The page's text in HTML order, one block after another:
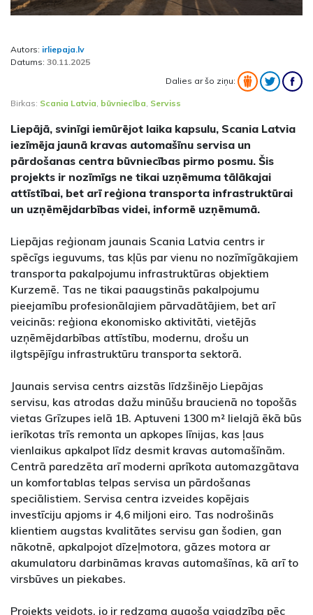
Autors: irliepaja.lv
Datums: 30.11.2025
Dalies ar šo ziņu:
Birkas: Scania Latvia, būvniecība, Serviss
Liepājā, svinīgi iemūrējot laika kapsulu, Scania Latvia
iezīmēja jaunā kravas automašīnu servisa un
pārdošanas centra būvniecības pirmo posmu. Šis
projekts ir nozīmīgs ne tikai uzņēmuma tālākajai
attīstībai, bet arī reģiona transporta infrastruktūrai
un uzņēmējdarbības videi, informē uzņēmumā.
Liepājas reģionam jaunais Scania Latvia centrs ir
spēcīgs ieguvums, tas kļūs par vienu no nozīmīgākajiem
transporta pakalpojumu infrastruktūras objektiem
Kurzemē. Tas ne tikai paaugstinās pakalpojumu
pieejamību profesionālajiem pārvadātājiem, bet arī
veicinās: reģiona ekonomisko aktivitāti, vietējās
uzņēmējdarbības attīstību, modernu, drošu un
ilgtspējīgu infrastruktūru transporta sektorā.
Jaunais servisa centrs aizstās līdzšinējo Liepājas
servisu, kas atrodas dažu minūšu braucienā no topošās
vietas Grīzupes ielā 1B. Aptuveni 1300 m² lielajā ēkā būs
ierīkotas trīs remonta un apkopes līnijas, kas ļaus
vienlaikus apkalpot līdz desmit kravas automašīnām.
Centrā paredzēta arī moderni aprīkota automazgātava
un komfortablas telpas servisa un pārdošanas
speciālistiem. Servisa centra izveides kopējais
investīciju apjoms ir 4,6 miljoni eiro. Tas nodrošinās
klientiem augstas kvalitātes servisu gan šodien, gan
nākotnē, apkalpojot dīzeļmotora, gāzes motora ar
akumulatoru darbināmas kravas automašīnas, kā arī to
virsbūves un piekabes.
Projekts veidots, jo ir redzama augoša vajadzība pēc